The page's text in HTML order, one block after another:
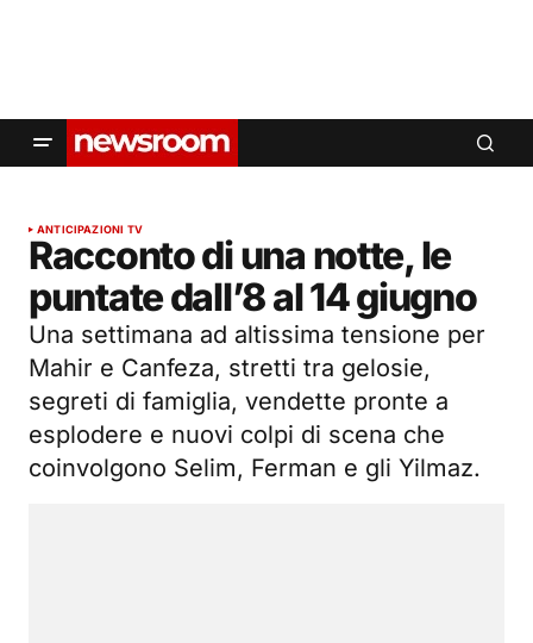
ANTICIPAZIONI TV
Racconto di una notte, le
puntate dall’8 al 14 giugno
Una settimana ad altissima tensione per
Mahir e Canfeza, stretti tra gelosie,
segreti di famiglia, vendette pronte a
esplodere e nuovi colpi di scena che
coinvolgono Selim, Ferman e gli Yilmaz.